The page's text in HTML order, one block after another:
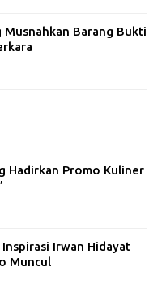
Musnahkan Barang Bukti
Hadirkan Promo Kuliner
Irwan Hidayat
Muncul